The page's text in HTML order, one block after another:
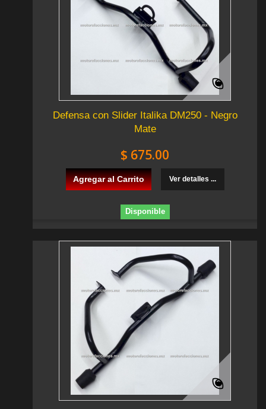
Defensa con Slider Italika DM250 - Negro
Mate
$ 675.00
Agregar al Carrito Ver detalles ...
Disponible